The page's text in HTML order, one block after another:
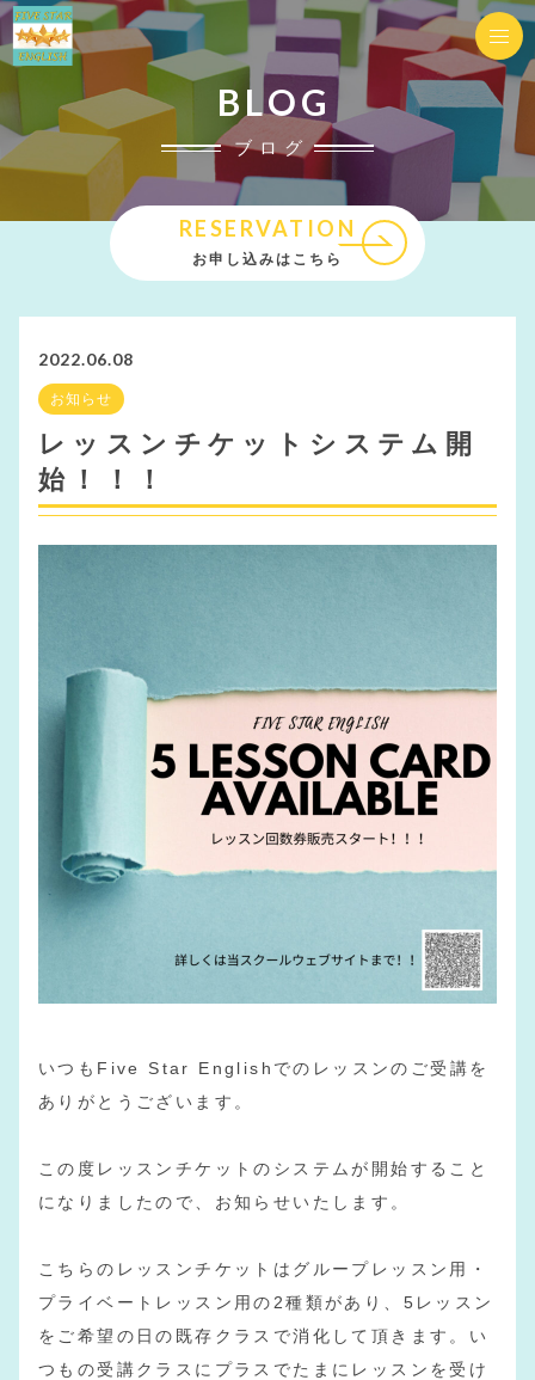
BLOG
ブログ
RESERVATION
お申し込みはこちら
2022.06.08
お知らせ
レッスンチケットシステム開
始！！！
いつもFive Star Englishでのレッスンのご受講を
ありがとうございます。
この度レッスンチケットのシステムが開始すること
になりましたので、お知らせいたします。
こちらのレッスンチケットはグループレッスン用・
プライベートレッスン用の2種類があり、5レッスン
をご希望の日の既存クラスで消化して頂きます。い
つもの受講クラスにプラスでたまにレッスンを受け